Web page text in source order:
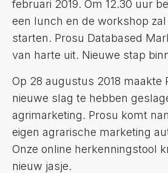
februari 2019. Om 12.30 uur
een lunch en de workshop
starten. Prosu Databased
van harte uit. Nieuwe stap
Op 28 augustus 2018 maakte
nieuwe slag te hebben
agrimarketing. Prosu komt
eigen agrarische marketing
Onze online herkenningstool
nieuw jasje.